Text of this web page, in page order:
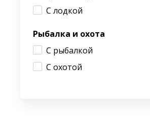
С лодкой
Рыбалка и охота
С рыбалкой
С охотой